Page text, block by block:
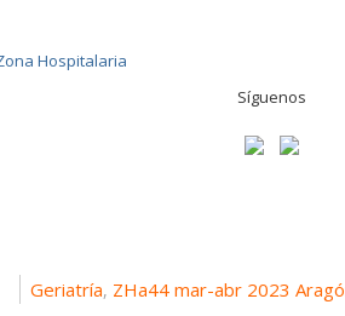
Síguenos
Geriatría, ZHa44 mar-abr 2023